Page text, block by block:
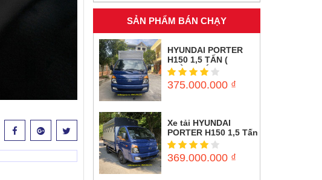
SẢN PHẨM BÁN CHẠY
HYUNDAI PORTER
H150 1,5 TẤN (
THÙNG KÍN INOX)
375.000.000 ₫
Xe tải HYUNDAI
PORTER H150 1,5 Tấn
( Thùng mui bạt)
369.000.000 ₫